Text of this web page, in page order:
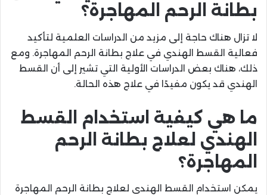
بطانة الرحم المهاجرة؟
لا تزال هناك حاجة إلى مزيد من الدراسات العلمية لتأكيد
فعالية القسط الهندي في علاج بطانة الرحم المهاجرة. ومع
ذلك، هناك بعض الدراسات الأولية التي تشير إلى أن القسط
الهندي قد يكون مفيدًا في علاج هذه الحالة.
ما هي كيفية استخدام القسط
الهندي لعلاج بطانة الرحم
المهاجرة؟
يمكن استخدام القسط الهندي لعلاج بطانة الرحم المهاجرة